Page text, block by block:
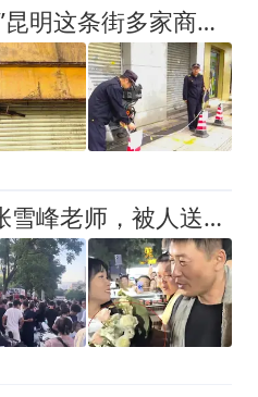
“担心突然砸下来！”昆明这条街多家商铺招牌老化腐烂，摇摇欲坠！街道当天出手拆除
河南烧烤师傅撞脸张雪峰老师，被人送白花，还有很多荒唐事，请放过逝者吧